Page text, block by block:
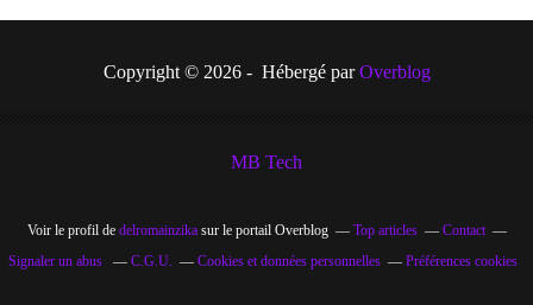
Copyright © 2026 - Hébergé parOverblog
MB Tech
Voir le profil de delromainzikasur le portail Overblog Top articles
Contact
Signaler un abus
C.G.U. Cookies et données personnelles Préférences cookies